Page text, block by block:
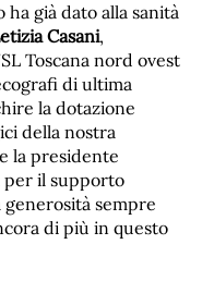
ha già dato alla sanità
Casani,
Toscana nord ovest
di ultima
la dotazione
della nostra
la presidente
per il supporto
sempre
di più in questo